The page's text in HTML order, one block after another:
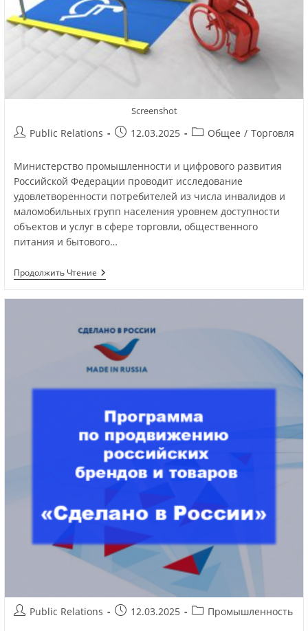
Screenshot
Public Relations 12.03.2025 Общее / Торговля
Министерство промышленности и цифрового развития
Российской Федерации проводит исследование
удовлетворенности потребителей из числа инвалидов и
маломобильных групп населения уровнем доступности
объектов и услуг в сфере торговли, общественного
питания и бытового…
Продолжить Чтение
Public Relations 12.03.2025 Промышленность